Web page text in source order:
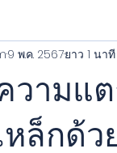
วามแ
หล็กด้
9 พ.ค. 2567ยาว 1 นาที